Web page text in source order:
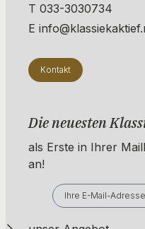
T 033-3030734
E
Kontakt
Die neuesten
als Erste in Ihrer
an!